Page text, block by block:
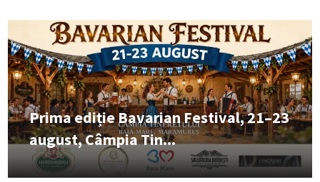
Prima ediție Bavarian Festival, 21–23
august, Câmpia Tin...